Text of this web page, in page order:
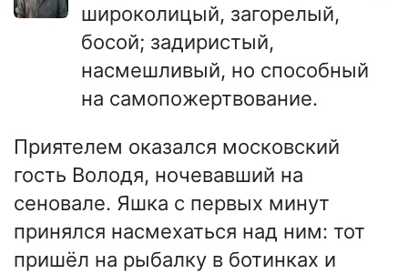
широколицый, загорелый,
босой; задиристый,
насмешливый, но способный
на самопожертвование.
Приятелем оказался московский
гость Володя, ночевавший на
сеновале. Яшка с первых минут
принялся насмехаться над ним: тот
пришёл на рыбалку в ботинках и